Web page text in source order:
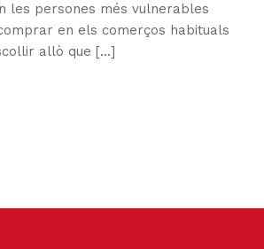
les persones més vulnerables
en els comerços habituals
allò que [...]